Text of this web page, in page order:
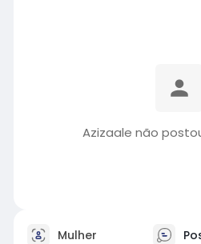
Azizaale não
Mulher